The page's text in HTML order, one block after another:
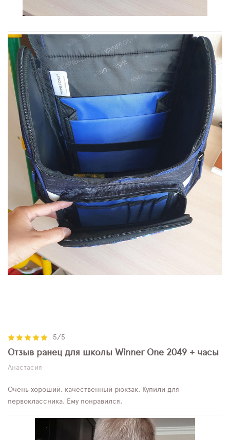
5/5
Отзыв ранец для школы Winner One 2049 + часы
Анастасия
Очень хороший, качественный рюкзак. Купили для
первоклассника. Ему понравился.